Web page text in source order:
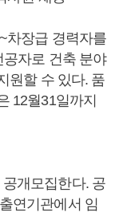
차장급 경력자를
공자로 건축 분야
원할 수 있다. 품
12월31일까지
개모집한다. 공
연기관에서 임